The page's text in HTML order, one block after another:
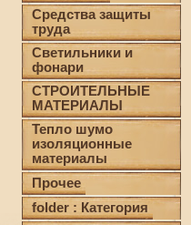
Средства защиты
труда
Светильники и
фонари
СТРОИТЕЛЬНЫЕ
МАТЕРИАЛЫ
Тепло шумо
изоляционные
материалы
Прочее
folder : Категория